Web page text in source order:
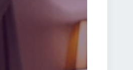
protagonistului. 🌍 O
acum în HD, cu
perfectă de
de mister, umor și
te să râzi și să fii